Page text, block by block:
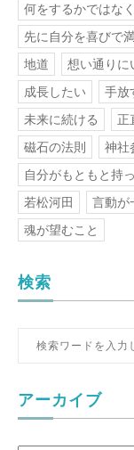
何をするかではなく
先に自分を喜びで
地道
想い通りに
成長したい
手放
未来に続ける
正
磁石の法則
神社
自分がもともと持
若松河田
言動が
魂が望むこと
検索
アーカイブ